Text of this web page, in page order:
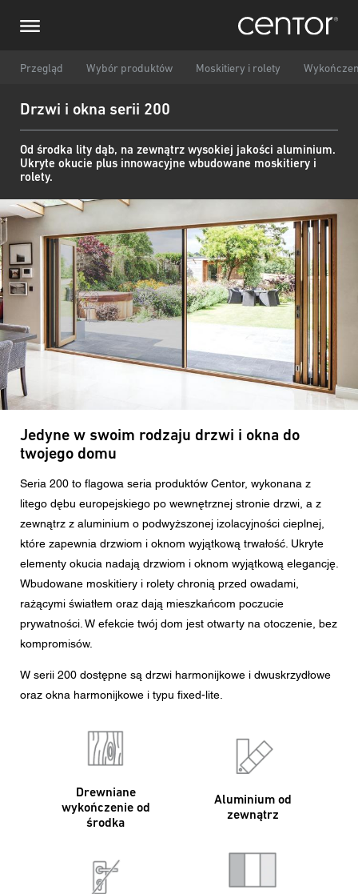
treści
Przegląd Wybór produktów Moskitiery i rolety
Drzwi i okna serii 200
Od środka lity dąb, na zewnątrz wysokiej jakości aluminium.
Ukryte okucie plus innowacyjne wbudowane moskitiery i
rolety.
Jedyne w swoim rodzaju drzwi i okna do
twojego domu
Seria 200 to flagowa seria produktów Centor, wykonana z
litego dębu europejskiego po wewnętrznej stronie drzwi, a z
zewnątrz z aluminium o podwyższonej izolacyjności cieplnej,
które zapewnia drzwiom i oknom wyjątkową trwałość. Ukryte
elementy okucia nadają drzwiom i oknom wyjątkową elegancję.
Wbudowane moskitiery i rolety chronią przed owadami,
rażącymi światłem oraz dają mieszkańcom poczucie
prywatności. W efekcie twój dom jest otwarty na otoczenie, bez
kompromisów.
W serii 200 dostępne są drzwi harmonijkowe i dwuskrzydłowe
oraz okna harmonijkowe i typu fixed-lite.
Drewniane
wykończenie od
środka
Aluminium od
zewnątrz
Prześlij zapytanie
Numer telefonu
Email
Kraj
Kod pocztowy
Jestem
Wiadomość
CAPTCHA
To pytanie sprawdza czy jesteś człowiekiem i zapobiega
Zgoda na przetwarzanie danych osobowych
formularzu danych osobowych najbliższemu Dealerowi
Centor lub właściwemu pracownikowi Centor, który
Przetwarzanie Państwa danych osobowych odbywa się
zgodnie z obowiązującym prawem ochrony danych.
DACH i BeNeLux
Ameryka Północna